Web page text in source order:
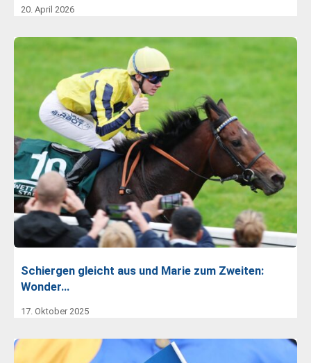
20. April 2026
Schiergen gleicht aus und Marie zum Zweiten:
Wonder…
17. Oktober 2025